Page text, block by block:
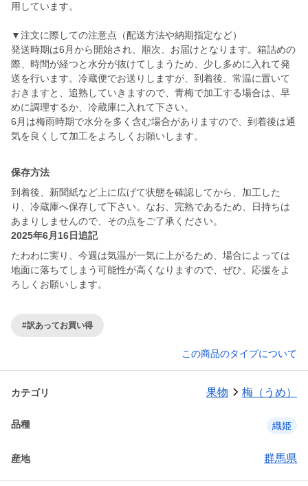
用しています。
▼注文に際しての注意点（配送方法や納期指定など）
発送時期は6月から開始され、順次、お届けとなります。箱詰めの
際、時間が経つと水分が抜けてしまうため、少し多めに入れて発
送を行います。冷蔵便でお送りしますが、到着後、常温に置いて
おきますと、追熟していきますので、青梅で加工する場合は、早
めに調理するか、冷蔵庫に入れて下さい。
6月は梅雨時期で水分を多く含む場合がありますので、到着後は通
気を良くして加工をよろしくお願いします。
保存方法
到着後、新聞紙など上に広げて状態を確認してから、加工した
り、冷蔵庫へ保存して下さい。なお、完熟であるため、日持ちは
あまりしませんので、その点をご了承ください。
2025年6月16日追記
たわわに実り、今週は気温が一気に上がるため、場合によっては
地面に落ちてしまう可能性が高くなりますので、ぜひ、応援をよ
ろしくお願いします。
#訳あってお買い得
この商品のタイプについて
カテゴリ 果物 梅（うめ）
品種 織姫
産地 群馬県